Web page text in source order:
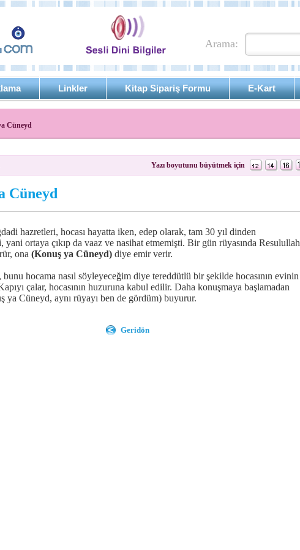
Arama:
Linkler Kitap Sipariş Formu E-Kart
Cüneyd
Yazı boyutunu büyütmek için
Cüneyd
hazretleri, hocası hayatta iken, edep olarak, tam 30 yıl dinden
yani ortaya çıkıp da vaaz ve nasihat etmemişti. Bir gün rüyasında Resulullah
ona (Konuş ya Cüneyd)diye emir verir.
bunu hocama nasıl söyleyeceğim diye tereddütlü bir şekilde hocasının evinin
çalar, hocasının huzuruna kabul edilir. Daha konuşmaya başlamadan
ya Cüneyd, aynı rüyayı ben de gördüm) buyurur.
Geridön